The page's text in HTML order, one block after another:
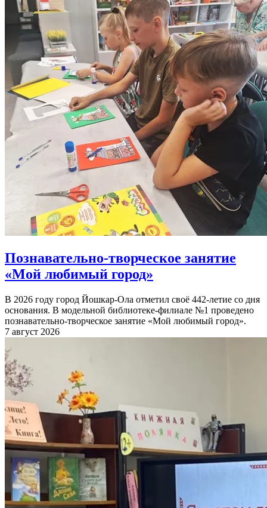
Познавательно-творческое занятие
«Мой любимый город»
В 2026 году город Йошкар-Ола отметил своё 442-летие со дня
основания. В модельной библиотеке-филиале №1 проведено
познавательно-творческое занятие «Мой любимый город».
7 август 2026